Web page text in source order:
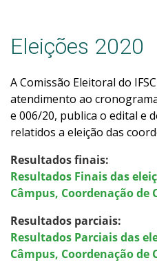
Eleições 2020
A Comissão Eleitoral do
atendimento ao
e 006/20, publica o edital e
relatidos a eleição das
Resultados finais:
Resultados Finais das
Câmpus, Coordenação de
Resultados parciais:
Resultados Parciais das
Câmpus, Coordenação de